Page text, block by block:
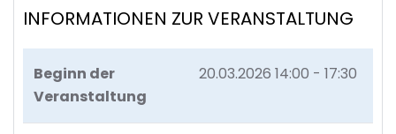
INFORMATIONEN ZUR VERANSTALTUNG
Beginn der
Veranstaltung
20.03.2026 14:00 - 17:30